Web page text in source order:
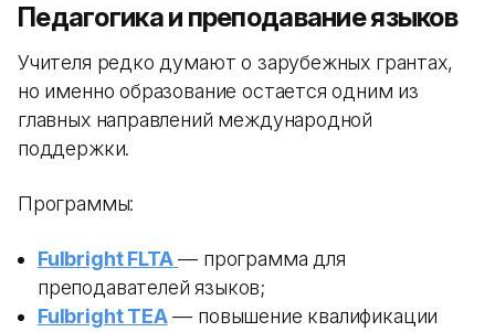
Педагогика и преподавание языков
Учителя редко думают о зарубежных грантах,
но именно образование остается одним из
главных направлений международной
поддержки.
Программы:
Fulbright FLTA — программа для
преподавателей языков;
Fulbright TEA— повышение квалификации